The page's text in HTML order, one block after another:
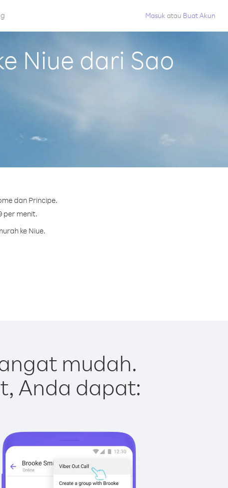
Masuk atau Buat Akun
Niue dari Sao
dan Principe.
per menit.
ke Niue.
mudah.
Anda dapat: